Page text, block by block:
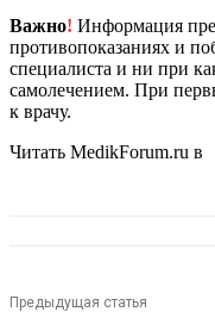
Важно! Информация
противопоказаниях и
специалиста и ни при
самолечением. При
к врачу.
Читать MedikForum.ru в
Предыдущая статья